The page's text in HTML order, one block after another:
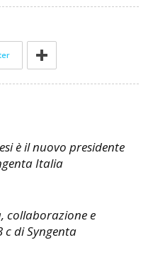
è il nuovo presidente
Italia
collaborazione e
c di Syngenta